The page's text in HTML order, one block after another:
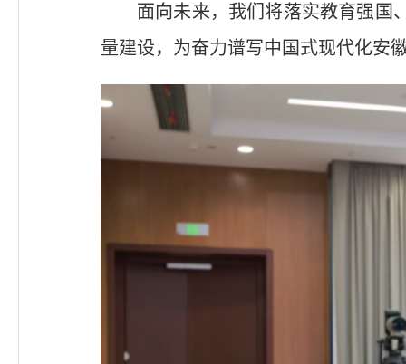
面向未来，我们将落实教育强国
量建设，为奋力谱写中国式现代化安